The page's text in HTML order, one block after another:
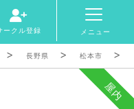
ークル登録 メニュー
長野県 松本市
屋内